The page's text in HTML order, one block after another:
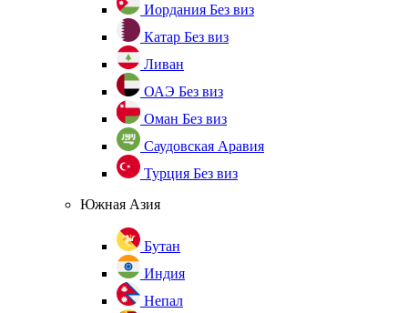
Иордания Без виз
Катар Без виз
Ливан
ОАЭ Без виз
Оман Без виз
Саудовская Аравия
Турция Без виз
Южная Азия
Бутан
Индия
Непал